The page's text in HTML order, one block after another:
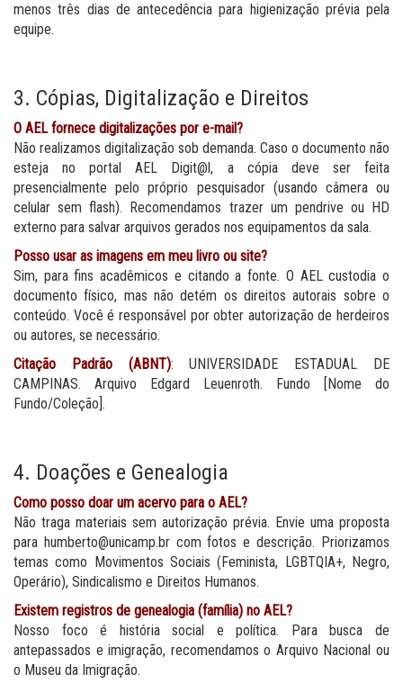
menos três dias de antecedência para higienização prévia pela
equipe.
3. Cópias, Digitalização e Direitos
O AEL fornece digitalizações por e-mail?
Não realizamos digitalização sob demanda. Caso o documento não
esteja no portal AEL Digit@l, a cópia deve ser feita
presencialmente pelo próprio pesquisador (usando câmera ou
celular sem flash). Recomendamos trazer um pendrive ou HD
externo para salvar arquivos gerados nos equipamentos da sala.
Posso usar as imagens em meu livro ou site?
Sim, para fins acadêmicos e citando a fonte. O AEL custodia o
documento físico, mas não detém os direitos autorais sobre o
conteúdo. Você é responsável por obter autorização de herdeiros
ou autores, se necessário.
Citação Padrão (ABNT): UNIVERSIDADE ESTADUAL DE
CAMPINAS. Arquivo Edgard Leuenroth. Fundo [Nome do
Fundo/Coleção].
4. Doações e Genealogia
Como posso doar um acervo para o AEL?
Não traga materiais sem autorização prévia. Envie uma proposta
para humberto@unicamp.br com fotos e descrição. Priorizamos
temas como Movimentos Sociais (Feminista, LGBTQIA+, Negro,
Operário), Sindicalismo e Direitos Humanos.
Existem registros de genealogia (família) no AEL?
Nosso foco é história social e política. Para busca de
antepassados e imigração, recomendamos o Arquivo Nacional ou
o Museu da Imigração.